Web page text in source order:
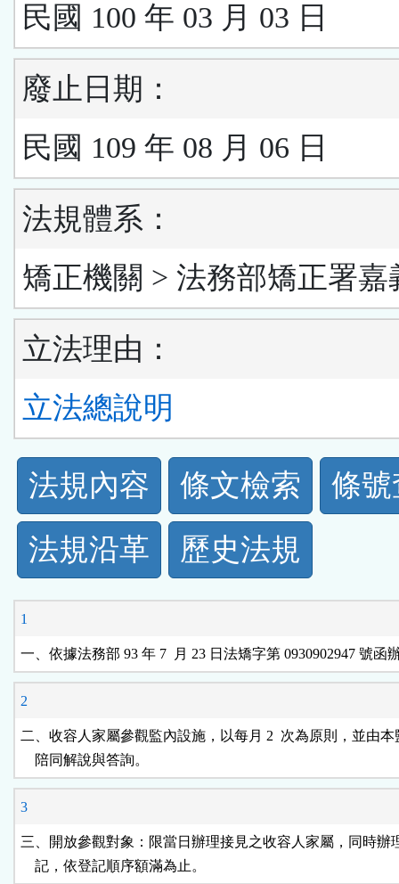
民國 100 年 03 月 03 日
廢止日期：
民國 109 年 08 月 06 日
法規體系：
矯正機關 > 法務部矯正署嘉
立法理由：
立法總說明
法
規
功
能
按
鈕
區
法規內容 條文檢索
條
法規沿革
歷史法規
1
一、依據法務部 93 年 7  月 23 日法矯字第 0930902947 號函
2
二、收容人家屬參觀監內設施，以每月 2  次為原則，並由
    陪同解說與答詢。
3
三、開放參觀對象：限當日辦理接見之收容人家屬，同時辦
    記，依登記順序額滿為止。